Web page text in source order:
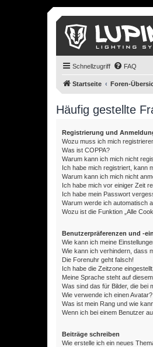
Schnellzugriff FAQ
Startseite Foren-
Häufig gestellte
Registrierung und
Wozu muss ich mich
Was ist COPPA?
Warum kann ich mich nicht
Ich habe mich registriert, kann
Warum kann ich mich nicht
Ich habe mich vor einiger Zeit
Ich habe mein Passwort
Warum werde ich automatisch
Wozu ist die Funktion „Alle
Benutzerpräferenzen und -
Wie kann ich meine
Wie kann ich verhindern, dass
Die Forenuhr geht falsch!
Ich habe die Zeitzone
Meine Sprache steht auf
Was sind das für Bilder, die bei
Wie verwende ich einen Avatar?
Was ist mein Rang und wie
Wenn ich bei einem Benutzer
Beiträge schreiben
Wie erstelle ich ein neues